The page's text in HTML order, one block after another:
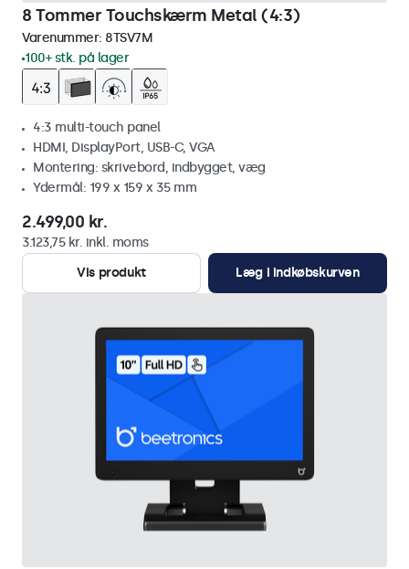
8 Tommer Touchskærm Metal (4:3)
Varenummer: 8TSV7M
100+ stk. på lager
4:3 multi-touch panel
HDMI, DisplayPort, USB-C, VGA
Montering: skrivebord, indbygget, væg
Ydermål: 199 x 159 x 35 mm
2.499,00 kr.
3.123,75 kr. inkl. moms
Vis produkt
Læg i indkøbskurven